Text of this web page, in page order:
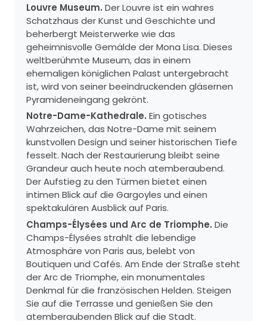
Louvre Museum. Der Louvre ist ein wahres
Schatzhaus der Kunst und Geschichte und
beherbergt Meisterwerke wie das
geheimnisvolle Gemälde der Mona Lisa. Dieses
weltberühmte Museum, das in einem
ehemaligen königlichen Palast untergebracht
ist, wird von seiner beeindruckenden gläsernen
Pyramideneingang gekrönt.
Notre-Dame-Kathedrale. Ein gotisches
Wahrzeichen, das Notre-Dame mit seinem
kunstvollen Design und seiner historischen Tiefe
fesselt. Nach der Restaurierung bleibt seine
Grandeur auch heute noch atemberaubend.
Der Aufstieg zu den Türmen bietet einen
intimen Blick auf die Gargoyles und einen
spektakulären Ausblick auf Paris.
Champs-Élysées und Arc de Triomphe. Die
Champs-Élysées strahlt die lebendige
Atmosphäre von Paris aus, belebt von
Boutiquen und Cafés. Am Ende der Straße steht
der Arc de Triomphe, ein monumentales
Denkmal für die französischen Helden. Steigen
Sie auf die Terrasse und genießen Sie den
atemberaubenden Blick auf die Stadt.